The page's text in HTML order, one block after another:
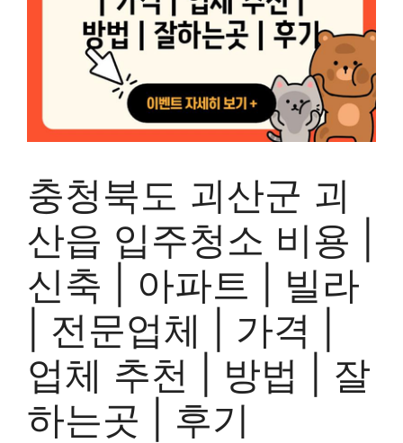
충청북도 괴산군 괴
산읍 입주청소 비용 |
신축 | 아파트 | 빌라
| 전문업체 | 가격 |
업체 추천 | 방법 | 잘
하는곳 | 후기